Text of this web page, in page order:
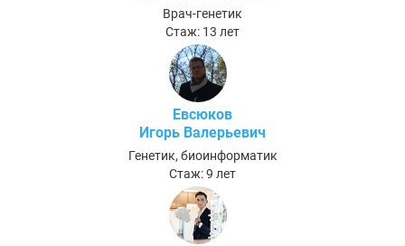
Врач-генетик
Стаж: 13 лет
Евсюков
Игорь Валерьевич
Генетик, биоинформатик
Стаж: 9 лет